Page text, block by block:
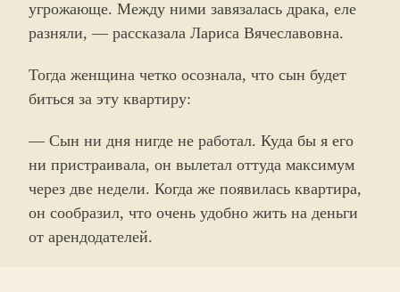
угрожающе. Между ними завязалась драка, еле
разняли, — рассказала Лариса Вячеславовна.
Тогда женщина четко осознала, что сын будет
биться за эту квартиру:
— Сын ни дня нигде не работал. Куда бы я его
ни пристраивала, он вылетал оттуда максимум
через две недели. Когда же появилась квартира,
он сообразил, что очень удобно жить на деньги
от арендодателей.